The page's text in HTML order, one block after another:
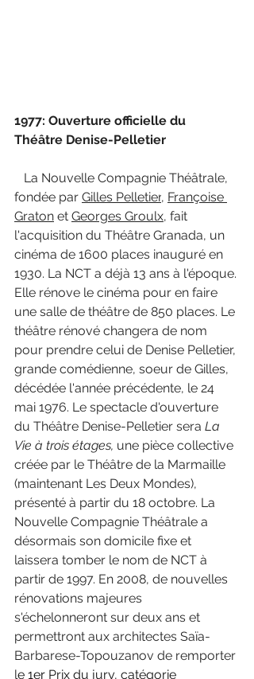
1977: Ouverture officielle du
Théâtre Denise-Pelletier
La Nouvelle Compagnie Théâtrale,
fondée par Gilles Pelletier, Françoise
Graton et Georges Groulx, fait
l'acquisition du Théâtre Granada, un
cinéma de 1600 places inauguré en
1930. La NCT a déjà 13 ans à l'époque.
Elle rénove le cinéma pour en faire
une salle de théâtre de 850 places. Le
théâtre rénové changera de nom
pour prendre celui de Denise Pelletier,
grande comédienne, soeur de Gilles,
décédée l'année précédente, le 24
mai 1976. Le spectacle d'ouverture
du Théâtre Denise-Pelletier sera La
Vie à trois étages, une pièce collective
créée par le Théâtre de la Marmaille
(maintenant Les Deux Mondes),
présenté à partir du 18 octobre. La
Nouvelle Compagnie Théâtrale a
désormais son domicile fixe et
laissera tomber le nom de NCT à
partir de 1997. En 2008, de nouvelles
rénovations majeures
s'échelonneront sur deux ans et
permettront aux architectes Saïa-
Barbarese-Topouzanov de remporter
le 1er Prix du jury, catégorie